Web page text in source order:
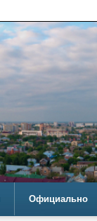
Официально